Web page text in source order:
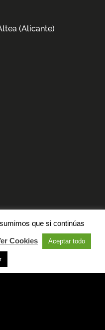
(Alicante)
que si continúas
Cookies Aceptar todo